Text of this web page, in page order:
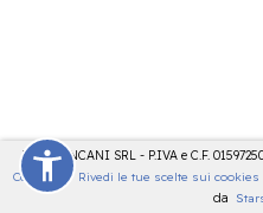
LDT - PANCANI SRL - P.IVA e C.F.
Cookies
- Rivedi le tue scelte sui cookies
da